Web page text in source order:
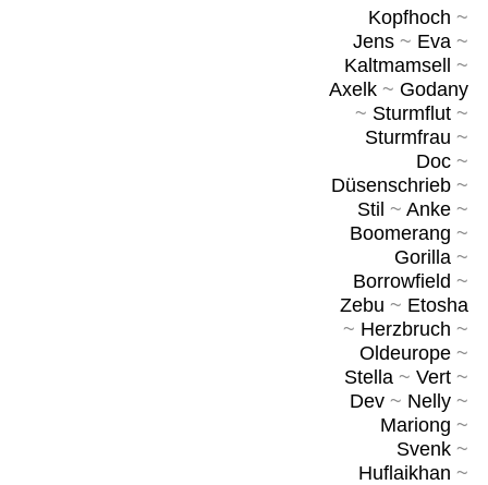
Kopfhoch ~
Jens~ Eva~
Kaltmamsell
~
Axelk~ Godany
~ Sturmflut~
Sturmfrau ~
Doc~
Düsenschrieb~
Stil ~ Anke~
Boomerang ~
Gorilla~
Borrowfield ~
Zebu ~ Etosha
~ Herzbruch ~
Oldeurope~
Stella~ Vert~
Dev~ Nelly~
Mariong ~
Svenk~
Huflaikhan ~